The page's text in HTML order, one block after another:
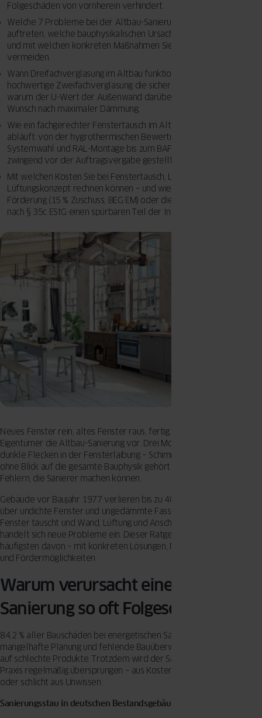
Folgeschäden von vornherein verhindert.
Welche 7 Probleme bei der Altbau-Sanierung am häufigsten
auftreten, welche bauphysikalischen Ursachen dahinterstecken
und mit welchen konkreten Maßnahmen Sie jedes einzelne davon
vermeiden.
Wann Dreifachverglasung im Altbau funktioniert, wann eine
hochwertige Zweifachverglasung die sicherere Wahl ist – und
warum der U-Wert der Außenwand darüber entscheidet, nicht der
Wunsch nach maximaler Dämmung.
Wie ein fachgerechter Fenstertausch im Altbau Schritt für Schritt
abläuft: von der hygrothermischen Bewertung über die
Systemwahl und RAL-Montage bis zum BAFA-Förderantrag, der
zwingend vor der Auftragsvergabe gestellt werden muss.
Mit welchen Kosten Sie bei Fenstertausch, Laibungsdämmung und
Lüftungskonzept rechnen können – und wie Sie über die BAFA-
Förderung (15 % Zuschuss, BEG EM) oder die steuerliche Absetzung
nach § 35c EStG einen spürbaren Teil der Investition zurückholen.
Neues Fenster rein, altes Fenster raus, fertig. So stellen sich viele
Eigentümer die Altbau-Sanierung vor. Drei Monate später zeigen sich
dunkle Flecken in der Fensterlaibung – Schimmel. Der Fenstertausch
ohne Blick auf die gesamte Bauphysik gehört zu den teuersten
Fehlern, die Sanierer machen können.
Gebäude vor Baujahr 1977 verlieren bis zu 40 % der Heizenergie
über undichte Fenster und ungedämmte Fassaden. Doch wer nur die
Fenster tauscht und Wand, Lüftung und Anschlussdetails ignoriert,
handelt sich neue Probleme ein. Dieser Ratgeber beschreibt die 7
häufigsten davon – mit konkreten Lösungen, Normen-Referenzen
und Fördermöglichkeiten.
Warum verursacht eine Altbau-
Sanierung so oft Folgeschäden?
84,2 % aller Bauschäden bei energetischen Sanierungen gehen auf
mangelhafte Planung und fehlende Bauüberwachung zurück. Nicht
auf schlechte Produkte. Trotzdem wird der Sanierungsfahrplan in der
Praxis regelmäßig übersprungen – aus Kostengründen, aus Ungeduld
oder schlicht aus Unwissen.
Sanierungsstau in deutschen Bestandsgebäuden – die Ausgangslage